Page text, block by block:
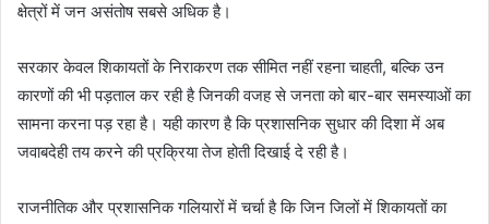
क्षेत्रों में जन असंतोष सबसे अधिक है।
सरकार केवल शिकायतों के निराकरण तक सीमित नहीं रहना चाहती, बल्कि उन
कारणों की भी पड़ताल कर रही है जिनकी वजह से जनता को बार-बार समस्याओं का
सामना करना पड़ रहा है। यही कारण है कि प्रशासनिक सुधार की दिशा में अब
जवाबदेही तय करने की प्रक्रिया तेज होती दिखाई दे रही है।
राजनीतिक और प्रशासनिक गलियारों में चर्चा है कि जिन जिलों में शिकायतों का